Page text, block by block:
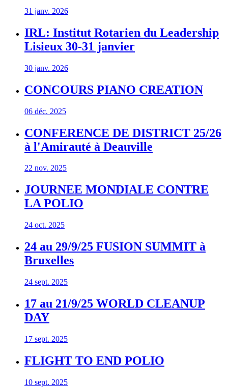
31 janv. 2026
IRL: Institut Rotarien du Leadership
Lisieux 30-31 janvier
30 janv. 2026
CONCOURS PIANO CREATION
06 déc. 2025
CONFERENCE DE DISTRICT 25/26
à l'Amirauté à Deauville
22 nov. 2025
JOURNEE MONDIALE CONTRE
LA POLIO
24 oct. 2025
24 au 29/9/25 FUSION SUMMIT à
Bruxelles
24 sept. 2025
17 au 21/9/25 WORLD CLEANUP
DAY
17 sept. 2025
FLIGHT TO END POLIO
10 sept. 2025